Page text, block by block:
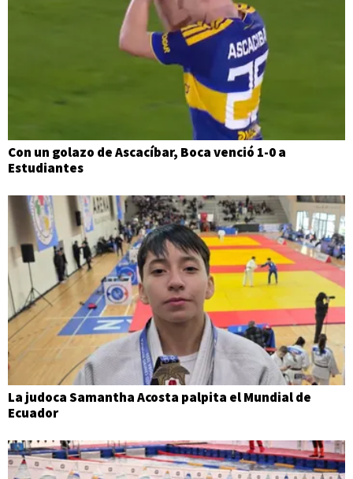
Con un golazo de Ascacíbar, Boca venció 1-0 a
Estudiantes
La judoca Samantha Acosta palpita el Mundial de
Ecuador